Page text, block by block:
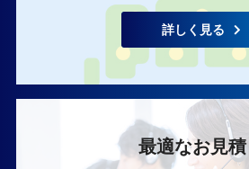
詳しく見る
最適なお見積